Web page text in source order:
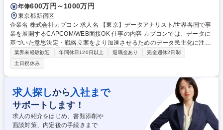
年俸600万円～1000万円
東京都新宿区
企業名 株式会社カプコン 求人名 【東京】データアナリスト/世界各国で事
業を展開するCAPCOM/WEB面接OK 仕事の内容 カプコンでは、データに
基づいた意思決定・戦略立案をより加速させるためのデータ民主化に注力
しており、それを支えるデータアナリスト業務を担っていただきます。
【具体的には】ユーザー行動ログ・アクセスログを使用した定量調査やア
ンケート等を利用した定性調査など、データに基づく分析・プランニン
グ・施策立案をお任せします。また、エンジニアと連携し、データ分析基
盤の開発・構築・社内展開などにも携わっていただきます。 （業務内容の
変更の範囲）当社業務全般 募集職種 【東京】データアナリスト/世界各国
で事業を展開するCAPCOM/WEB面接OK
業界未経験歓迎 年間休日120日以上 退職金あり
完全週休2日制
土日祝休み
求人探しから 入社まで
サポートします！
求人の紹介をはじめ、書類添削や
面談対策、内定後の手続きまで